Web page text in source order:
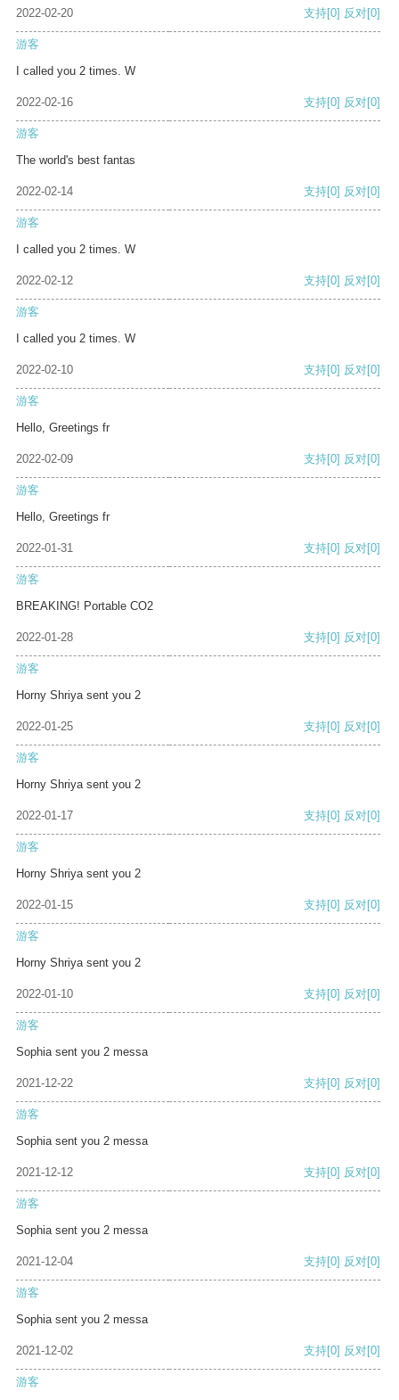
2022-02-20 支持[0] 反对[0]
游客
I called you 2 times. W
2022-02-16 支持[0] 反对[0]
游客
The world's best fantas
2022-02-14 支持[0] 反对[0]
游客
I called you 2 times. W
2022-02-12 支持[0] 反对[0]
游客
I called you 2 times. W
2022-02-10 支持[0] 反对[0]
游客
Hello, Greetings fr
2022-02-09 支持[0] 反对[0]
游客
Hello, Greetings fr
2022-01-31 支持[0] 反对[0]
游客
BREAKING! Portable CO2
2022-01-28 支持[0] 反对[0]
游客
Horny Shriya sent you 2
2022-01-25 支持[0] 反对[0]
游客
Horny Shriya sent you 2
2022-01-17 支持[0] 反对[0]
游客
Horny Shriya sent you 2
2022-01-15 支持[0] 反对[0]
游客
Horny Shriya sent you 2
2022-01-10 支持[0] 反对[0]
游客
Sophia sent you 2 messa
2021-12-22 支持[0] 反对[0]
游客
Sophia sent you 2 messa
2021-12-12 支持[0] 反对[0]
游客
Sophia sent you 2 messa
2021-12-04 支持[0] 反对[0]
游客
Sophia sent you 2 messa
2021-12-02 支持[0] 反对[0]
游客